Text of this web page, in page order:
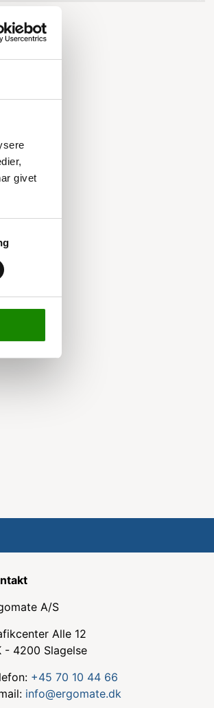
givet
A/S
Alle 12
- 4200 Slagelse
+45 70 10 44 66
info@ergomate.dk